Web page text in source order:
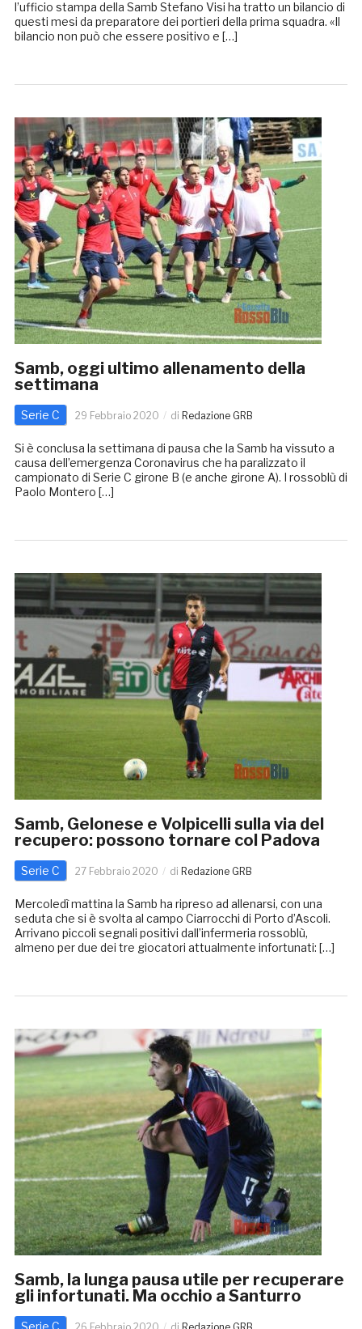
l’ufficio stampa della Samb Stefano Visi ha tratto un bilancio di
questi mesi da preparatore dei portieri della prima squadra. «Il
bilancio non può che essere positivo e […]
Samb, oggi ultimo allenamento della
settimana
Serie C 29 Febbraio 2020 di Redazione GRB
Si è conclusa la settimana di pausa che la Samb ha vissuto a
causa dell’emergenza Coronavirus che ha paralizzato il
campionato di Serie C girone B (e anche girone A). I rossoblù di
Paolo Montero […]
Samb, Gelonese e Volpicelli sulla via del
recupero: possono tornare col Padova
Serie C 27 Febbraio 2020 di Redazione GRB
Mercoledì mattina la Samb ha ripreso ad allenarsi, con una
seduta che si è svolta al campo Ciarrocchi di Porto d’Ascoli.
Arrivano piccoli segnali positivi dall’infermeria rossoblù,
almeno per due dei tre giocatori attualmente infortunati: […]
Samb, la lunga pausa utile per recuperare
gli infortunati. Ma occhio a Santurro